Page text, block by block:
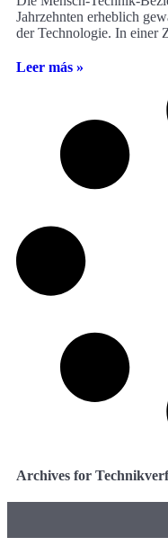
Jahrzehnten erheblich
der Technologie. In einer
Leer más »
Archives for